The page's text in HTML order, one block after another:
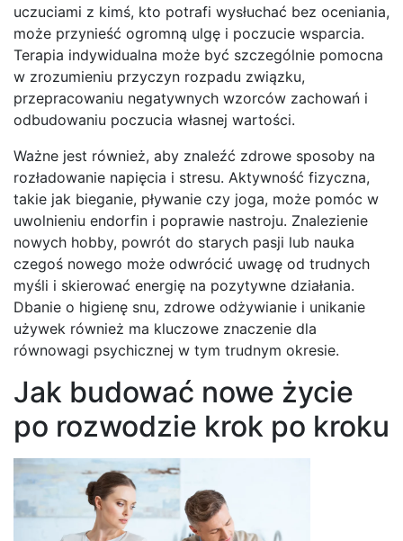
uczuciami z kimś, kto potrafi wysłuchać bez oceniania,
może przynieść ogromną ulgę i poczucie wsparcia.
Terapia indywidualna może być szczególnie pomocna
w zrozumieniu przyczyn rozpadu związku,
przepracowaniu negatywnych wzorców zachowań i
odbudowaniu poczucia własnej wartości.
Ważne jest również, aby znaleźć zdrowe sposoby na
rozładowanie napięcia i stresu. Aktywność fizyczna,
takie jak bieganie, pływanie czy joga, może pomóc w
uwolnieniu endorfin i poprawie nastroju. Znalezienie
nowych hobby, powrót do starych pasji lub nauka
czegoś nowego może odwrócić uwagę od trudnych
myśli i skierować energię na pozytywne działania.
Dbanie o higienę snu, zdrowe odżywianie i unikanie
używek również ma kluczowe znaczenie dla
równowagi psychicznej w tym trudnym okresie.
Jak budować nowe życie
po rozwodzie krok po kroku